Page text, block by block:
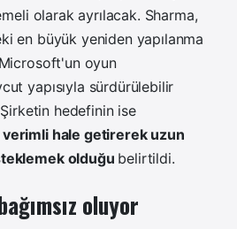
olarak ayrılacak. Sharma,
en büyük yeniden yapılanma
oyun
yapısıyla sürdürülebilir
hedefinin ise
hale getirerek uzun
olduğu belirtildi.
oluyor